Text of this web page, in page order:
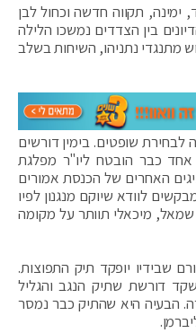
ימינה, תקווה חדשה וכחול לבן
בין הצדדים נמשכו הלילה
בגוש מתנגדי נתניהו, השיחות בשלב
לבחירת שופטים. בימין דורשים
אחד כבר הובטח ליו"ר מפלגת
האחרים של הכנסת אמורים
לוודא שיוקם מנגנון לפיו
מיכאלי תוותר על מקומה
שבידיו יופקד תיק התפוצות.
דורשת שתיק הנגב והגליל
הבעיה היא שהתיק כבר נמסר